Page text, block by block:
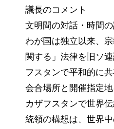
議長のコメント
文明間の対話・時間
わが国は独立以来、
関する」法律を旧ソ
フスタンで平和的に
会合場所と開催指定
カザフスタンで世界
統領の構想は、世界